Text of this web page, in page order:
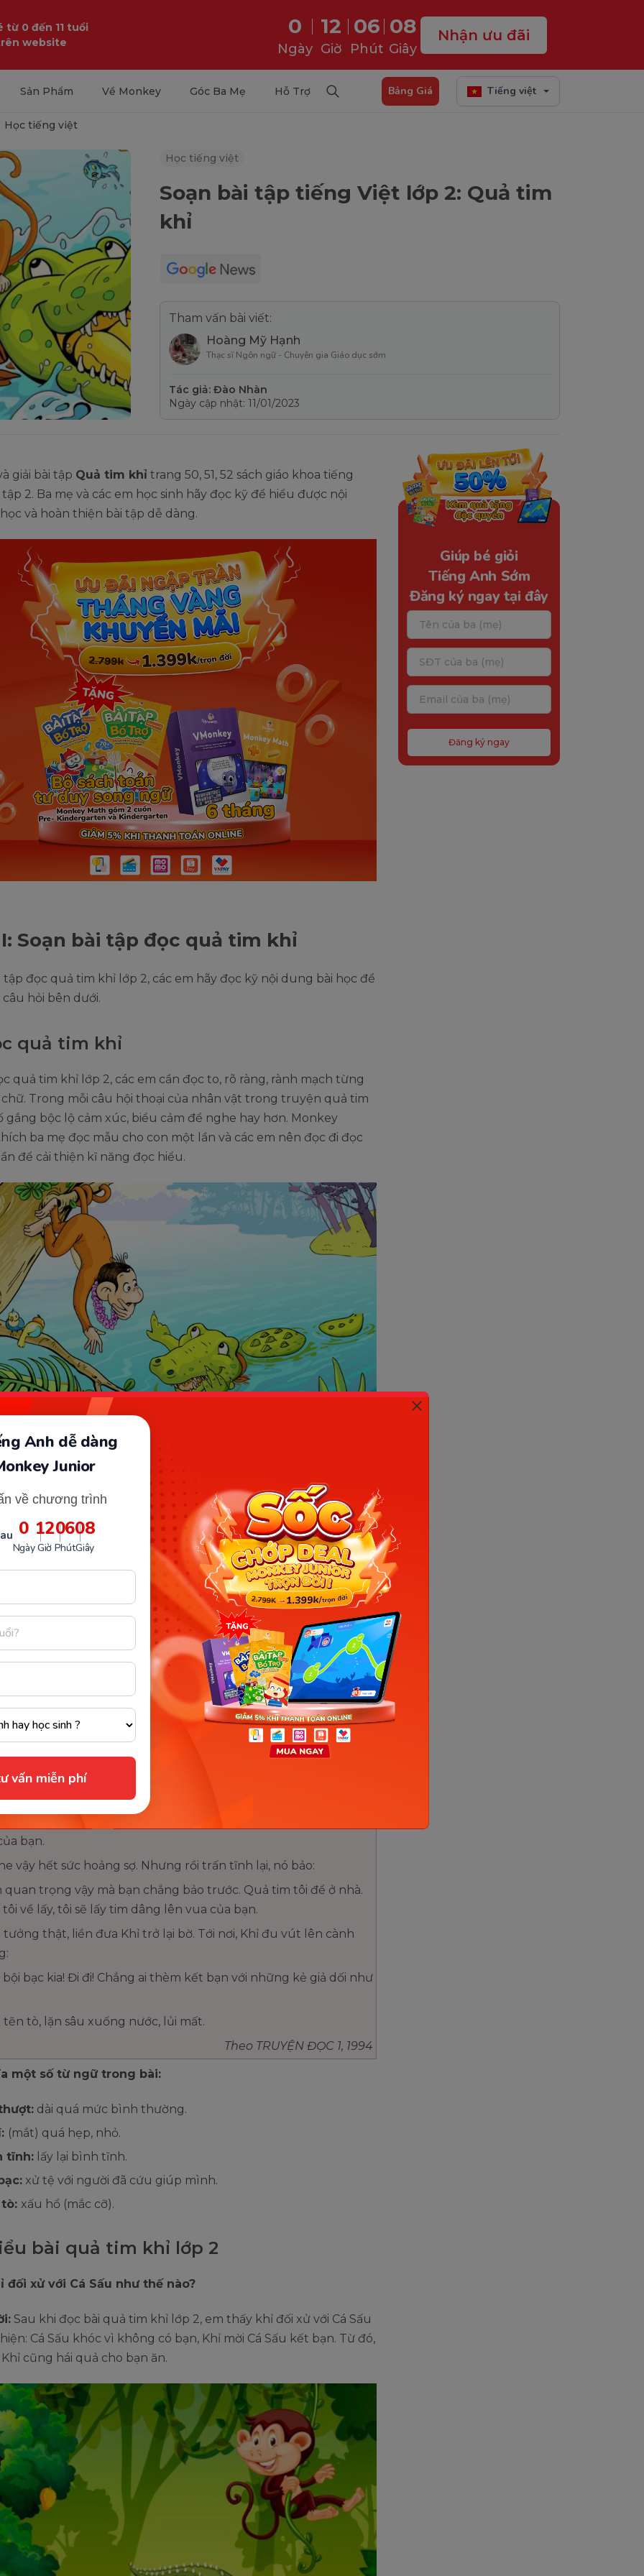
0 đến 11 tuổi
website
0
Ngày
12
Giờ
06
Phút
07
Giây
Nhận ưu đãi
Sản Phẩm Về Monkey Góc Ba Mẹ Hỗ Trợ Bảng Giá Tiếng việt
Anh dễ dàng
Junior
về chương trình
0
Ngày
12
Giờ
06
Phút
07
Giây
vấn miễn phí
Học tiếng việt
Học tiếng việt
Soạn bài tập tiếng Việt lớp 2: Quả tim
khỉ
Tham vấn bài viết:
Hoàng Mỹ Hạnh
Thạc sĩ Ngôn ngữ - Chuyên gia Giáo dục sớm
Tác giả: Đào Nhàn
Ngày cập nhật: 11/01/2023
giải bài tập Quả tim khỉ trang 50, 51, 52 sách giáo khoa tiếng
2. Ba mẹ và các em học sinh hãy đọc kỹ để hiểu được nội
và hoàn thiện bài tập dễ dàng.
Soạn bài tập đọc quả tim khỉ
tập đọc quả tim khỉ lớp 2, các em hãy đọc kỹ nội dung bài học để
hỏi bên dưới.
quả tim khỉ
quả tim khỉ lớp 2, các em cần đọc to, rõ ràng, rành mạch từng
Trong mỗi câu hội thoại của nhân vật trong truyện quả tim
gắng bộc lộ cảm xúc, biểu cảm để nghe hay hơn. Monkey
ba mẹ đọc mẫu cho con một lần và các em nên đọc đi đọc
để cải thiện kĩ năng đọc hiểu.
Bài quả tim khỉ lớp 2. (Ảnh: Sưu tầm Internet)
toàn bộ nội dung bài quả tim khỉ:
KHỈ
nắng đẹp, đang leo trèo trên hàng dừa ven sông, Khỉ bỗng
quẫy mạnh dưới nước. Một con vật da sần sùi, dài thượt, nhe
nhọn hoắt như một lưỡi cưa sắc, trườn lên bãi cát.
bằng cặp mắt ti hí với hai hàng nước mắt chảy dài. Khỉ ngạc
Sấu. Tôi khóc vì chả ai chơi với tôi.
mời Cá Sấu kết bạn.
nào Cá Sấu cũng đến, ăn những hoa quả mà Khỉ hái cho.
Cá Sấu mời Khỉ đến chơi nhà. Khỉ nhận lời, ngồi lên lưng Cá
xa bờ, Cá Sấu mới bảo:
bạn.
vậy hết sức hoảng sợ. Nhưng rồi trấn tĩnh lại, nó bảo:
quan trọng vậy mà bạn chẳng bảo trước. Quả tim tôi để ở nhà.
về lấy, tôi sẽ lấy tim dâng lên vua của bạn.
tưởng thật, liền đưa Khỉ trở lại bờ. Tới nơi, Khỉ đu vút lên cành
bội bạc kia! Đi đi! Chẳng ai thèm kết bạn với những kẻ giả dối như
tẽn tò, lặn sâu xuống nước, lủi mất.
Theo TRUYỆN ĐỌC 1, 1994
một số từ ngữ trong bài:
dài quá mức bình thường.
(mắt) quá hẹp, nhỏ.
tĩnh: lấy lại bình tĩnh.
xử tệ với người đã cứu giúp mình.
xấu hổ (mắc cỡ).
bài quả tim khỉ lớp 2
đối xử với Cá Sấu như thế nào?
Sau khi đọc bài quả tim khỉ lớp 2, em thấy khỉ đối xử với Cá Sấu
Cá Sấu khóc vì không có bạn, Khỉ mời Cá Sấu kết bạn. Từ đó,
cũng hái quả cho bạn ăn.
Giúp bé giỏi
Tiếng Anh Sớm
Đăng ký ngay tại đây
Đăng ký ngay